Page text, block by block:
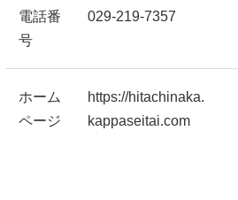
電話番
号
029-219-7357
ホーム
ページ
https://hitachinaka.
kappaseitai.com